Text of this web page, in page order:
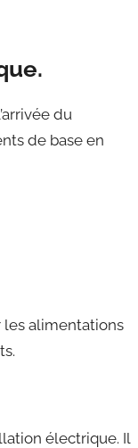
du
de base en
les alimentations
électrique. Il